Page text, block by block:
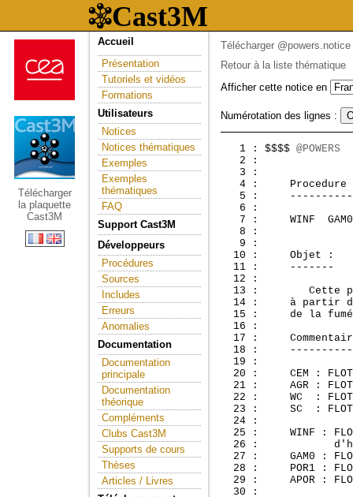
Télécharger
la plaquette
Cast3M
Accueil
Présentation
Tutoriels et vidéos
Formations
Utilisateurs
Notices
Notices thématiques
Exemples
Exemples
thématiques
FAQ
Support Cast3M
Développeurs
Procédures
Sources
Includes
Erreurs
Anomalies
Documentation
Documentation
principale
Documentation
théorique
Compléments
Clubs Cast3M
Supports de cours
Thèses
Articles / Livres
Télécharger @powers.notice
Retour à la liste thématique
Afficher cette notice en
Numérotation des lignes :
   1 : $$$$
@POWERS
2 :
   3 :
4 :     Procedure
5 :
   6 :
7 :     WINF
   8 :
   9 :
  10 :     Objet :
  11 :     -------
  12 :
13 :        Cette
14 :     à partir
15 :     de la
  16 :
17 :
18 :
  19 :
20 :     CEM :
21 :     AGR :
22 :     WC  :
23 :     SC  :
  24 :
25 :     WINF :
26 :
27 :     GAM0 :
28 :     POR1 :
29 :     APOR :
  30 :